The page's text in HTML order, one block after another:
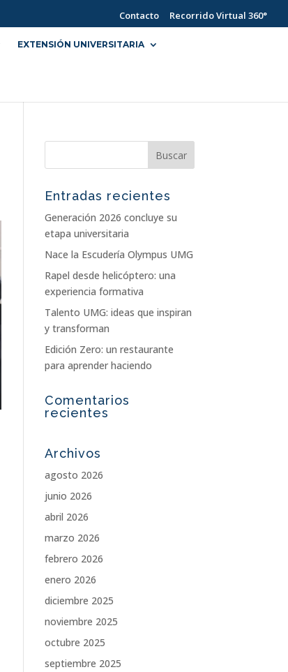
Contacto Recorrido Virtual 360°
EXTENSIÓN UNIVERSITARIA
Entradas recientes
Generación 2026 concluye su
etapa universitaria
Nace la Escudería Olympus UMG
Rapel desde helicóptero: una
experiencia formativa
Talento UMG: ideas que inspiran
y transforman
Edición Zero: un restaurante
para aprender haciendo
Comentarios
recientes
Archivos
agosto 2026
junio 2026
abril 2026
marzo 2026
febrero 2026
enero 2026
diciembre 2025
noviembre 2025
octubre 2025
septiembre 2025